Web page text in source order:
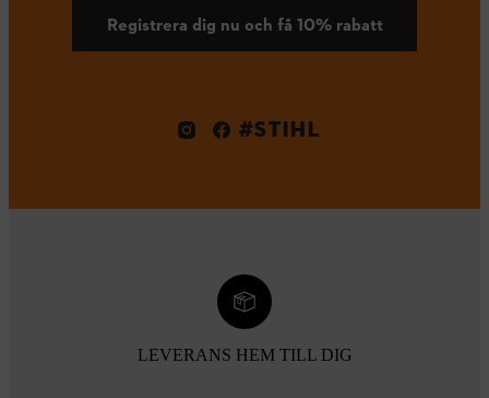
Registrera dig nu och få 10% rabatt
#STIHL
LEVERANS HEM TILL DIG